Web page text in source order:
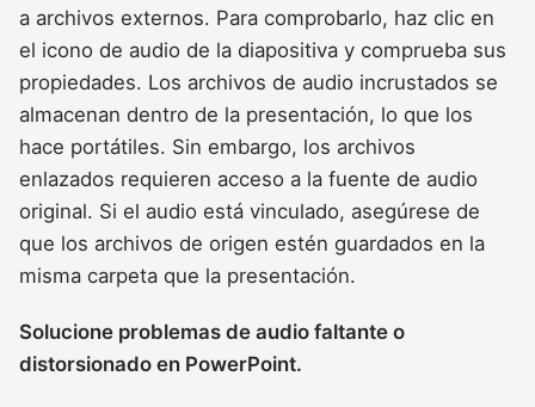
a archivos externos. Para comprobarlo, haz clic en
el icono de audio de la diapositiva y comprueba sus
propiedades. Los archivos de audio incrustados se
almacenan dentro de la presentación, lo que los
hace portátiles. Sin embargo, los archivos
enlazados requieren acceso a la fuente de audio
original. Si el audio está vinculado, asegúrese de
que los archivos de origen estén guardados en la
misma carpeta que la presentación.
Solucione problemas de audio faltante o
distorsionado en PowerPoint.